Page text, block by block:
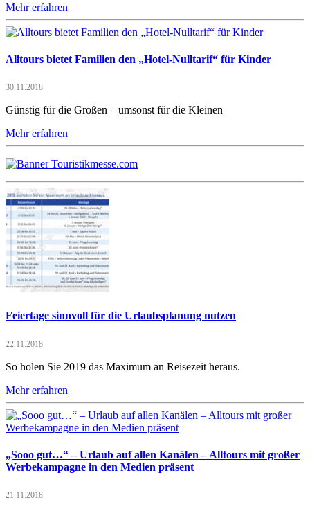
Mehr erfahren
Alltours bietet Familien den „Hotel-Nulltarif“ für Kinder
30.11.2018
Günstig für die Großen – umsonst für die Kleinen
Mehr erfahren
Feiertage sinnvoll für die Urlaubsplanung nutzen
22.11.2018
So holen Sie 2019 das Maximum an Reisezeit heraus.
Mehr erfahren
„Sooo gut…“ – Urlaub auf allen Kanälen – Alltours mit großer
Werbekampagne in den Medien präsent
21.11.2018